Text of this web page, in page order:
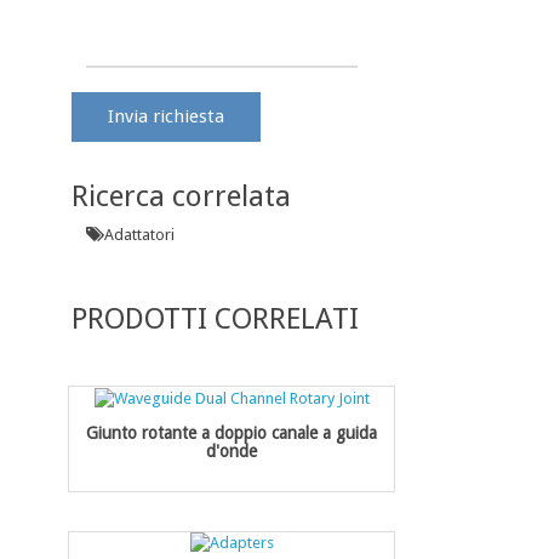
Invia richiesta
Ricerca correlata
Adattatori
PRODOTTI CORRELATI
Giunto rotante a doppio canale a guida
d'onde